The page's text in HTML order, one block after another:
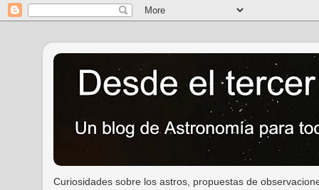
Curiosidades sobre los astros, propuestas de